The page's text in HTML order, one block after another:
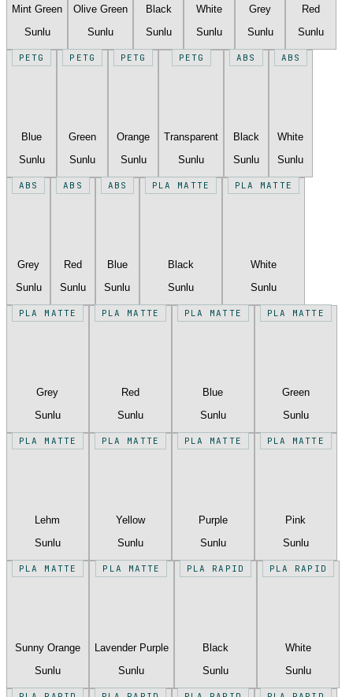
Mint Green
Sunlu
Olive Green
Sunlu
Black
Sunlu
White
Sunlu
Grey
Sunlu
Red
Sunlu
PETG
Blue
Sunlu
PETG
Green
Sunlu
PETG
Orange
Sunlu
PETG
Transparent
Sunlu
ABS
Black
Sunlu
ABS
White
Sunlu
ABS
Grey
Sunlu
ABS
Red
Sunlu
ABS
Blue
Sunlu
PLA MATTE
Black
Sunlu
PLA MATTE
White
Sunlu
PLA MATTE
Grey
Sunlu
PLA MATTE
Red
Sunlu
PLA MATTE
Blue
Sunlu
PLA MATTE
Green
Sunlu
PLA MATTE
Lehm
Sunlu
PLA MATTE
Yellow
Sunlu
PLA MATTE
Purple
Sunlu
PLA MATTE
Pink
Sunlu
PLA MATTE
Sunny Orange
Sunlu
PLA MATTE
Lavender Purple
Sunlu
PLA RAPID
Black
Sunlu
PLA RAPID
White
Sunlu